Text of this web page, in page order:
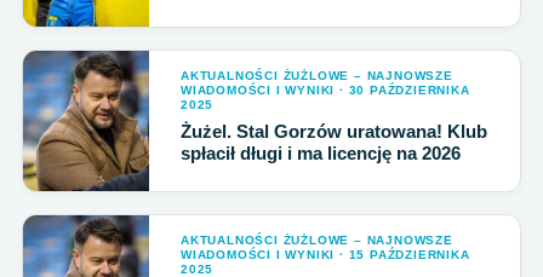
AKTUALNOŚCI ŻUŻLOWE – NAJNOWSZE
WIADOMOŚCI I WYNIKI · 30 PAŹDZIERNIKA
2025
Żużel. Stal Gorzów uratowana! Klub
spłacił długi i ma licencję na 2026
AKTUALNOŚCI ŻUŻLOWE – NAJNOWSZE
WIADOMOŚCI I WYNIKI · 15 PAŹDZIERNIKA
2025